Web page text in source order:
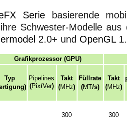
Serie basierende
Schwester-Modelle aus
2.0+ und OpenGL
Grafikprozessor (GPU)
Typ
Pipelines
(Pix/Ver)
Takt
(MHz)
Füllrate
(MT/s)
Takt
(MHz)
300 300